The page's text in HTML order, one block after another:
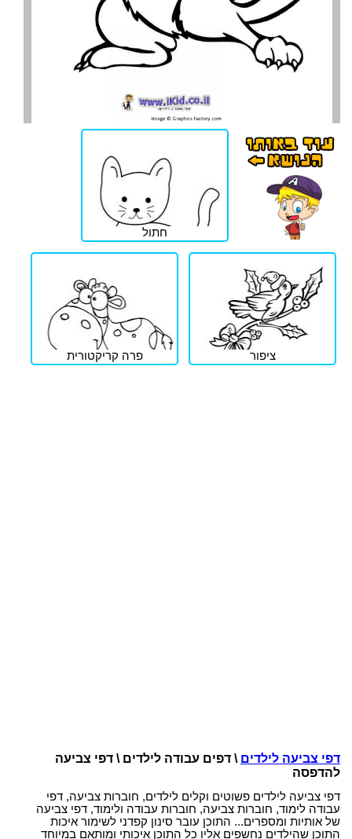
חתול
ציפור פרה קריקטורית
דפי צביעה לילדים \ דפים עבודה לילדים \ דפי צביעה
להדפסה
דפי צביעה לילדים פשוטים וקלים לילדים, חוברות צביעה, דפי
עבודה לימוד, חוברות צביעה, חוברות עבודה ולימוד, דפי צביעה
של אותיות ומספרים... התוכן עובר סינון קפדני לשימור איכות
התוכן שהילדים נחשפים אליו כל התוכן איכותי ומותאם במיוחד